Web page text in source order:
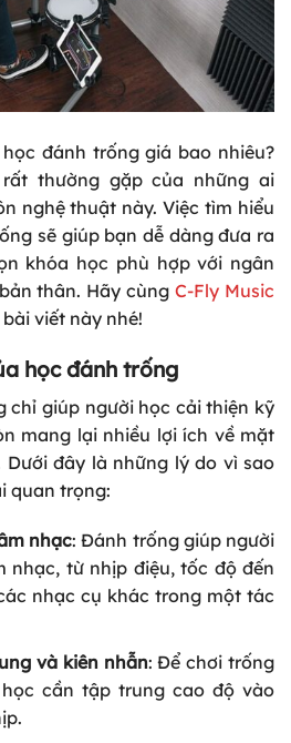
đánh trống giá bao nhiêu?
thường gặp của những ai
nghệ thuật này. Việc tìm hiểu
sẽ giúp bạn dễ dàng đưa ra
khóa học phù hợp với ngân
thân. Hãy cùngC-Fly Music
viết này nhé!
học đánh trống
chỉ giúp người học cải thiện kỹ
mang lại nhiều lợi ích về mặt
đây là những lý do vì sao
quan trọng:
nhạc: Đánh trống giúp người
nhạc, từ nhịp điệu, tốc độ đến
nhạc cụ khác trong một tác
và kiên nhẫn: Để chơi trống
cần tập trung cao độ vào